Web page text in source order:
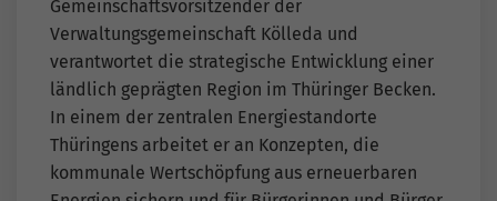
Gemeinschaftsvorsitzender der
Verwaltungsgemeinschaft Kölleda und
verantwortet die strategische Entwicklung einer
ländlich geprägten Region im Thüringer Becken.
In einem der zentralen Energiestandorte
Thüringens arbeitet er an Konzepten, die
kommunale Wertschöpfung aus erneuerbaren